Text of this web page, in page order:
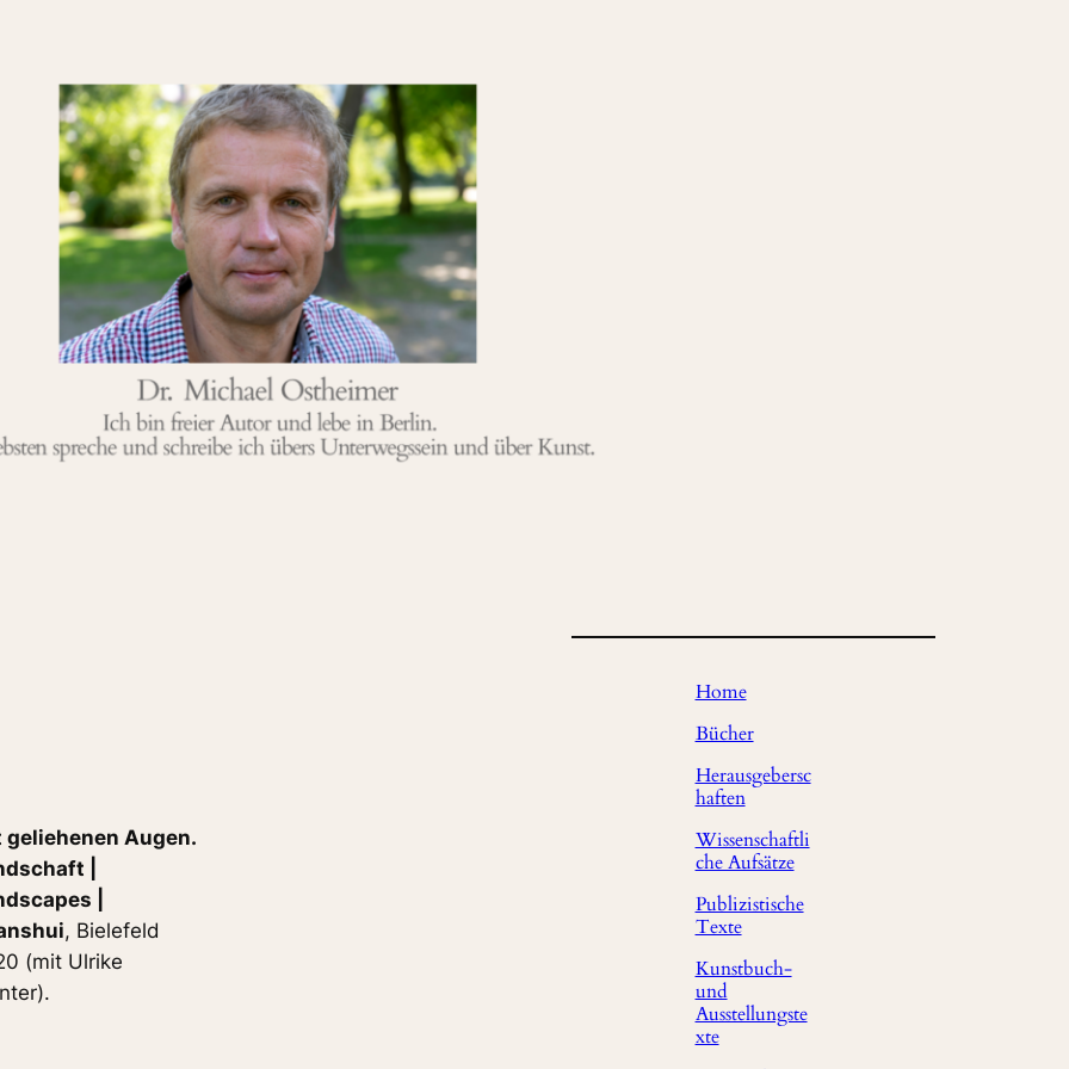
geliehenen Augen.
|
|
, Bielefeld
(mit Ulrike
Home
Bücher
Herausgebersc
haften
Wissenschaftli
che Aufsätze
Publizistische
Texte
Kunstbuch-
und
Ausstellungste
xte